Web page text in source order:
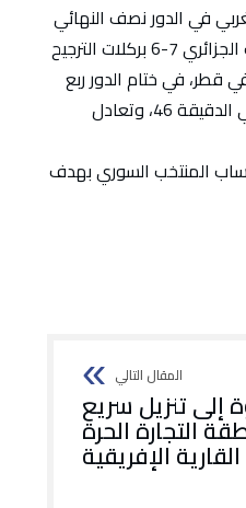
في الدور نصف النهائي
على استاد خليفة الدولي الاثنين المقبل، وذلك بعد تغلبه على حامل اللقب المنتخب الجزائري 7-6 بركلات الترجيح
على استاد البيت في قطر، في ختام الدور ربع
النهائي من منافسات البطولة، حيث افتتحت الجزائر التسجيل بهدف “عادل بولبينا” في الدقيقة 46، وتعادل
المنتخب السوري بهدف
إلى تنزيل سريع
التجارة الحرة
القارية الإفريقية